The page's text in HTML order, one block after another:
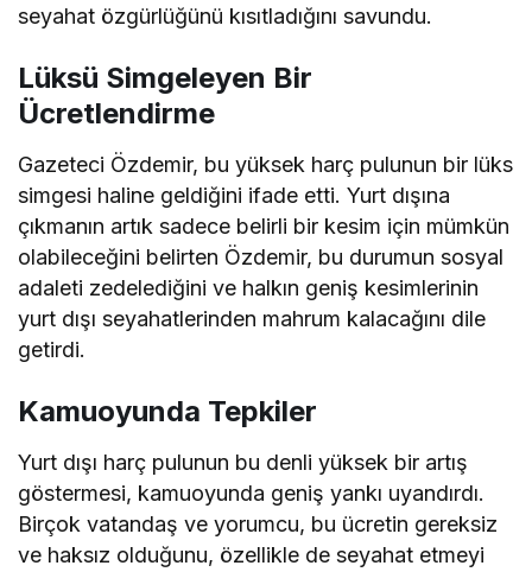
seyahat özgürlüğünü kısıtladığını savundu.
Lüksü Simgeleyen Bir
Ücretlendirme
Gazeteci Özdemir, bu yüksek harç pulunun bir lüks
simgesi haline geldiğini ifade etti. Yurt dışına
çıkmanın artık sadece belirli bir kesim için mümkün
olabileceğini belirten Özdemir, bu durumun sosyal
adaleti zedelediğini ve halkın geniş kesimlerinin
yurt dışı seyahatlerinden mahrum kalacağını dile
getirdi.
Kamuoyunda Tepkiler
Yurt dışı harç pulunun bu denli yüksek bir artış
göstermesi, kamuoyunda geniş yankı uyandırdı.
Birçok vatandaş ve yorumcu, bu ücretin gereksiz
ve haksız olduğunu, özellikle de seyahat etmeyi